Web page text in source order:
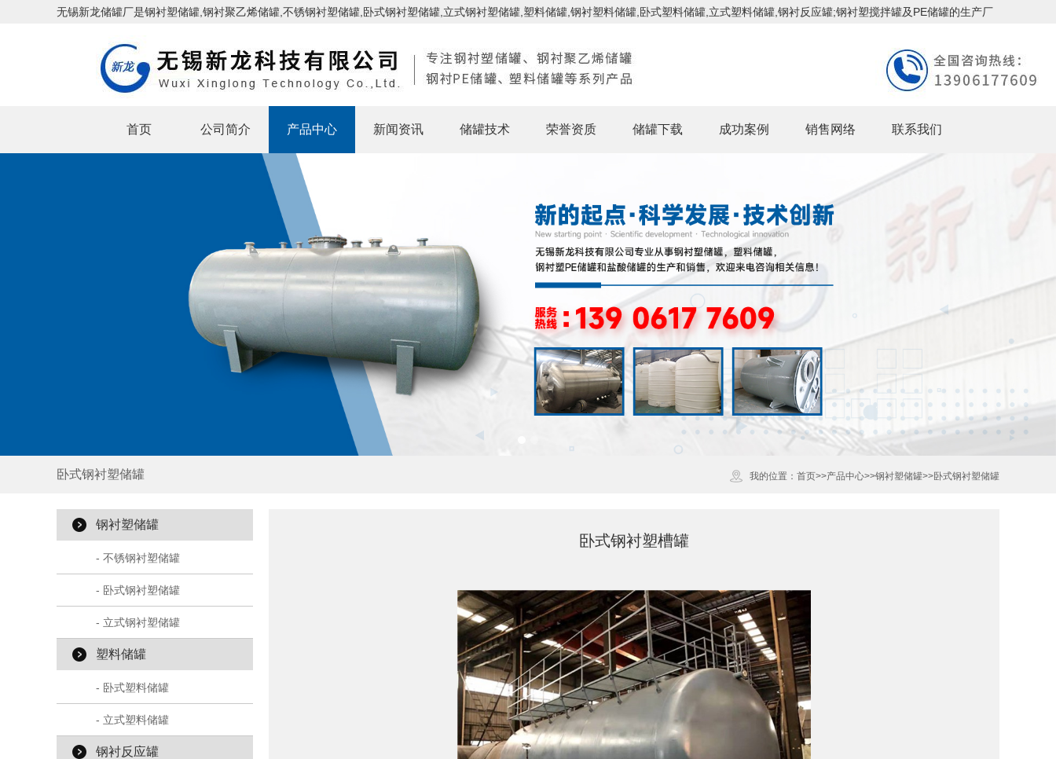
无锡新龙储罐厂是钢衬塑储罐,钢衬聚乙烯储罐,不锈钢衬塑储罐,卧式钢衬塑储罐,立式钢衬塑储罐,塑料储罐,钢衬塑料储罐,卧式塑料储罐,立式塑料储罐,钢衬反应罐;钢衬塑搅拌罐及PE储罐的生产厂
首页 公司简介 产品中心 新闻资讯 储罐技术 荣誉资质 储罐下载 成功案例 销售网络 联系我们
卧式钢衬塑储罐 我的位置： 首页>>产品中心>>钢衬塑储罐>>卧式钢衬塑储罐
钢衬塑储罐
- 不锈钢衬塑储罐
- 卧式钢衬塑储罐
- 立式钢衬塑储罐
塑料储罐
- 卧式塑料储罐
- 立式塑料储罐
钢衬反应罐
卧式钢衬塑槽罐